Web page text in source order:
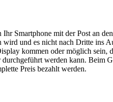
Ihr Smartphone mit der Post an
wird und es nicht nach Dritte ins
kommen oder möglich sein,
werden kann. Beim
Preis bezahlt werden.